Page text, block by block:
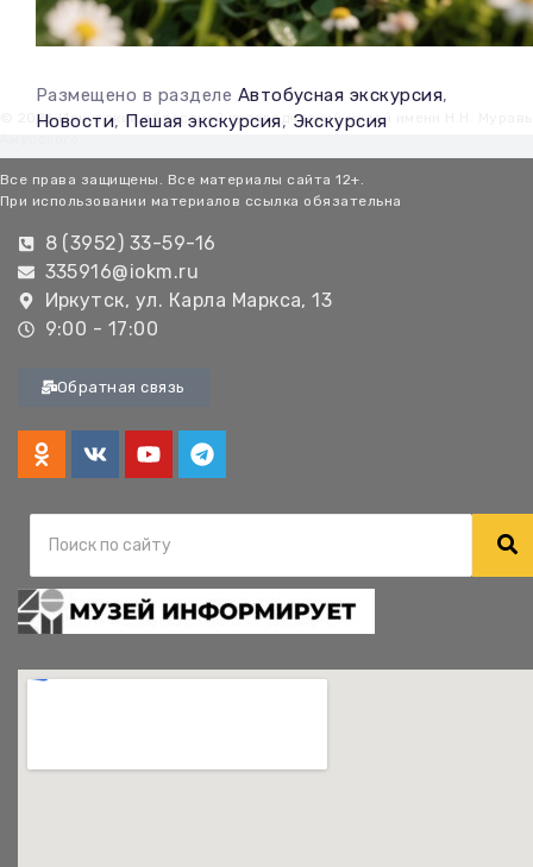
Размещено в разделе Автобусная экскурсия,
Новости, Пешая экскурсия, Экскурсия
© 2026 Иркутский областной краеведческий музей имени Н.Н.
Все права защищены. Все материалы сайта 12+.
При использовании материалов ссылка обязательна
8 (3952) 33-59-16
335916@iokm.ru
Иркутск, ул. Карла Маркса, 13
9:00 - 17:00
Обратная связь